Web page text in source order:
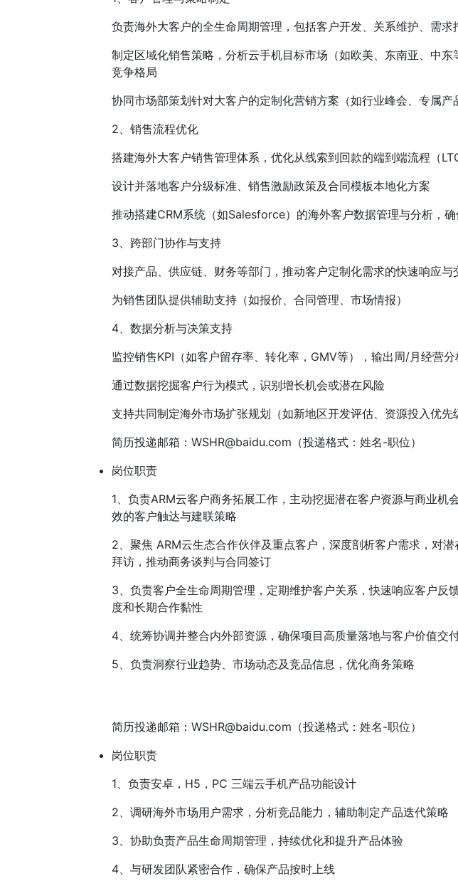
负责海外大客户的全生命周期管理，包括客户开发、关系维护、需求
制定区域化销售策略，分析云手机目标市场（如欧美、东南亚、中东
竞争格局
协同市场部策划针对大客户的定制化营销方案（如行业峰会、专属产
2、销售流程优化
搭建海外大客户销售管理体系，优化从线索到回款的端到端流程（LTC
设计并落地客户分级标准、销售激励政策及合同模板本地化方案
推动搭建CRM系统（如Salesforce）的海外客户数据管理与分析，
3、跨部门协作与支持
对接产品、供应链、财务等部门，推动客户定制化需求的快速响应与
为销售团队提供辅助支持（如报价、合同管理、市场情报）
4、数据分析与决策支持
监控销售KPI（如客户留存率、转化率，GMV等），输出周/月经营
通过数据挖掘客户行为模式，识别增长机会或潜在风险
支持共同制定海外市场扩张规划（如新地区开发评估、资源投入优先
简历投递邮箱： WSHR@baidu.com（投递格式：姓名-职位）
岗位职责
1、负责ARM云客户商务拓展工作，主动挖掘潜在客户资源与商业机
效的客户触达与建联策略
2、聚焦 ARM云生态合作伙伴及重点客户，深度剖析客户需求，对潜
拜访，推动商务谈判与合同签订
3、负责客户全生命周期管理，定期维护客户关系，快速响应客户反
度和长期合作黏性
4、统筹协调并整合内外部资源，确保项目高质量落地与客户价值交
5、负责洞察行业趋势、市场动态及竞品信息，优化商务策略
简历投递邮箱： WSHR@baidu.com（投递格式：姓名-职位）
岗位职责
1、负责安卓，H5，PC 三端云手机产品功能设计
2、调研海外市场用户需求，分析竞品能力，辅助制定产品迭代策略
3、协助负责产品生命周期管理，持续优化和提升产品体验
4、与研发团队紧密合作，确保产品按时上线